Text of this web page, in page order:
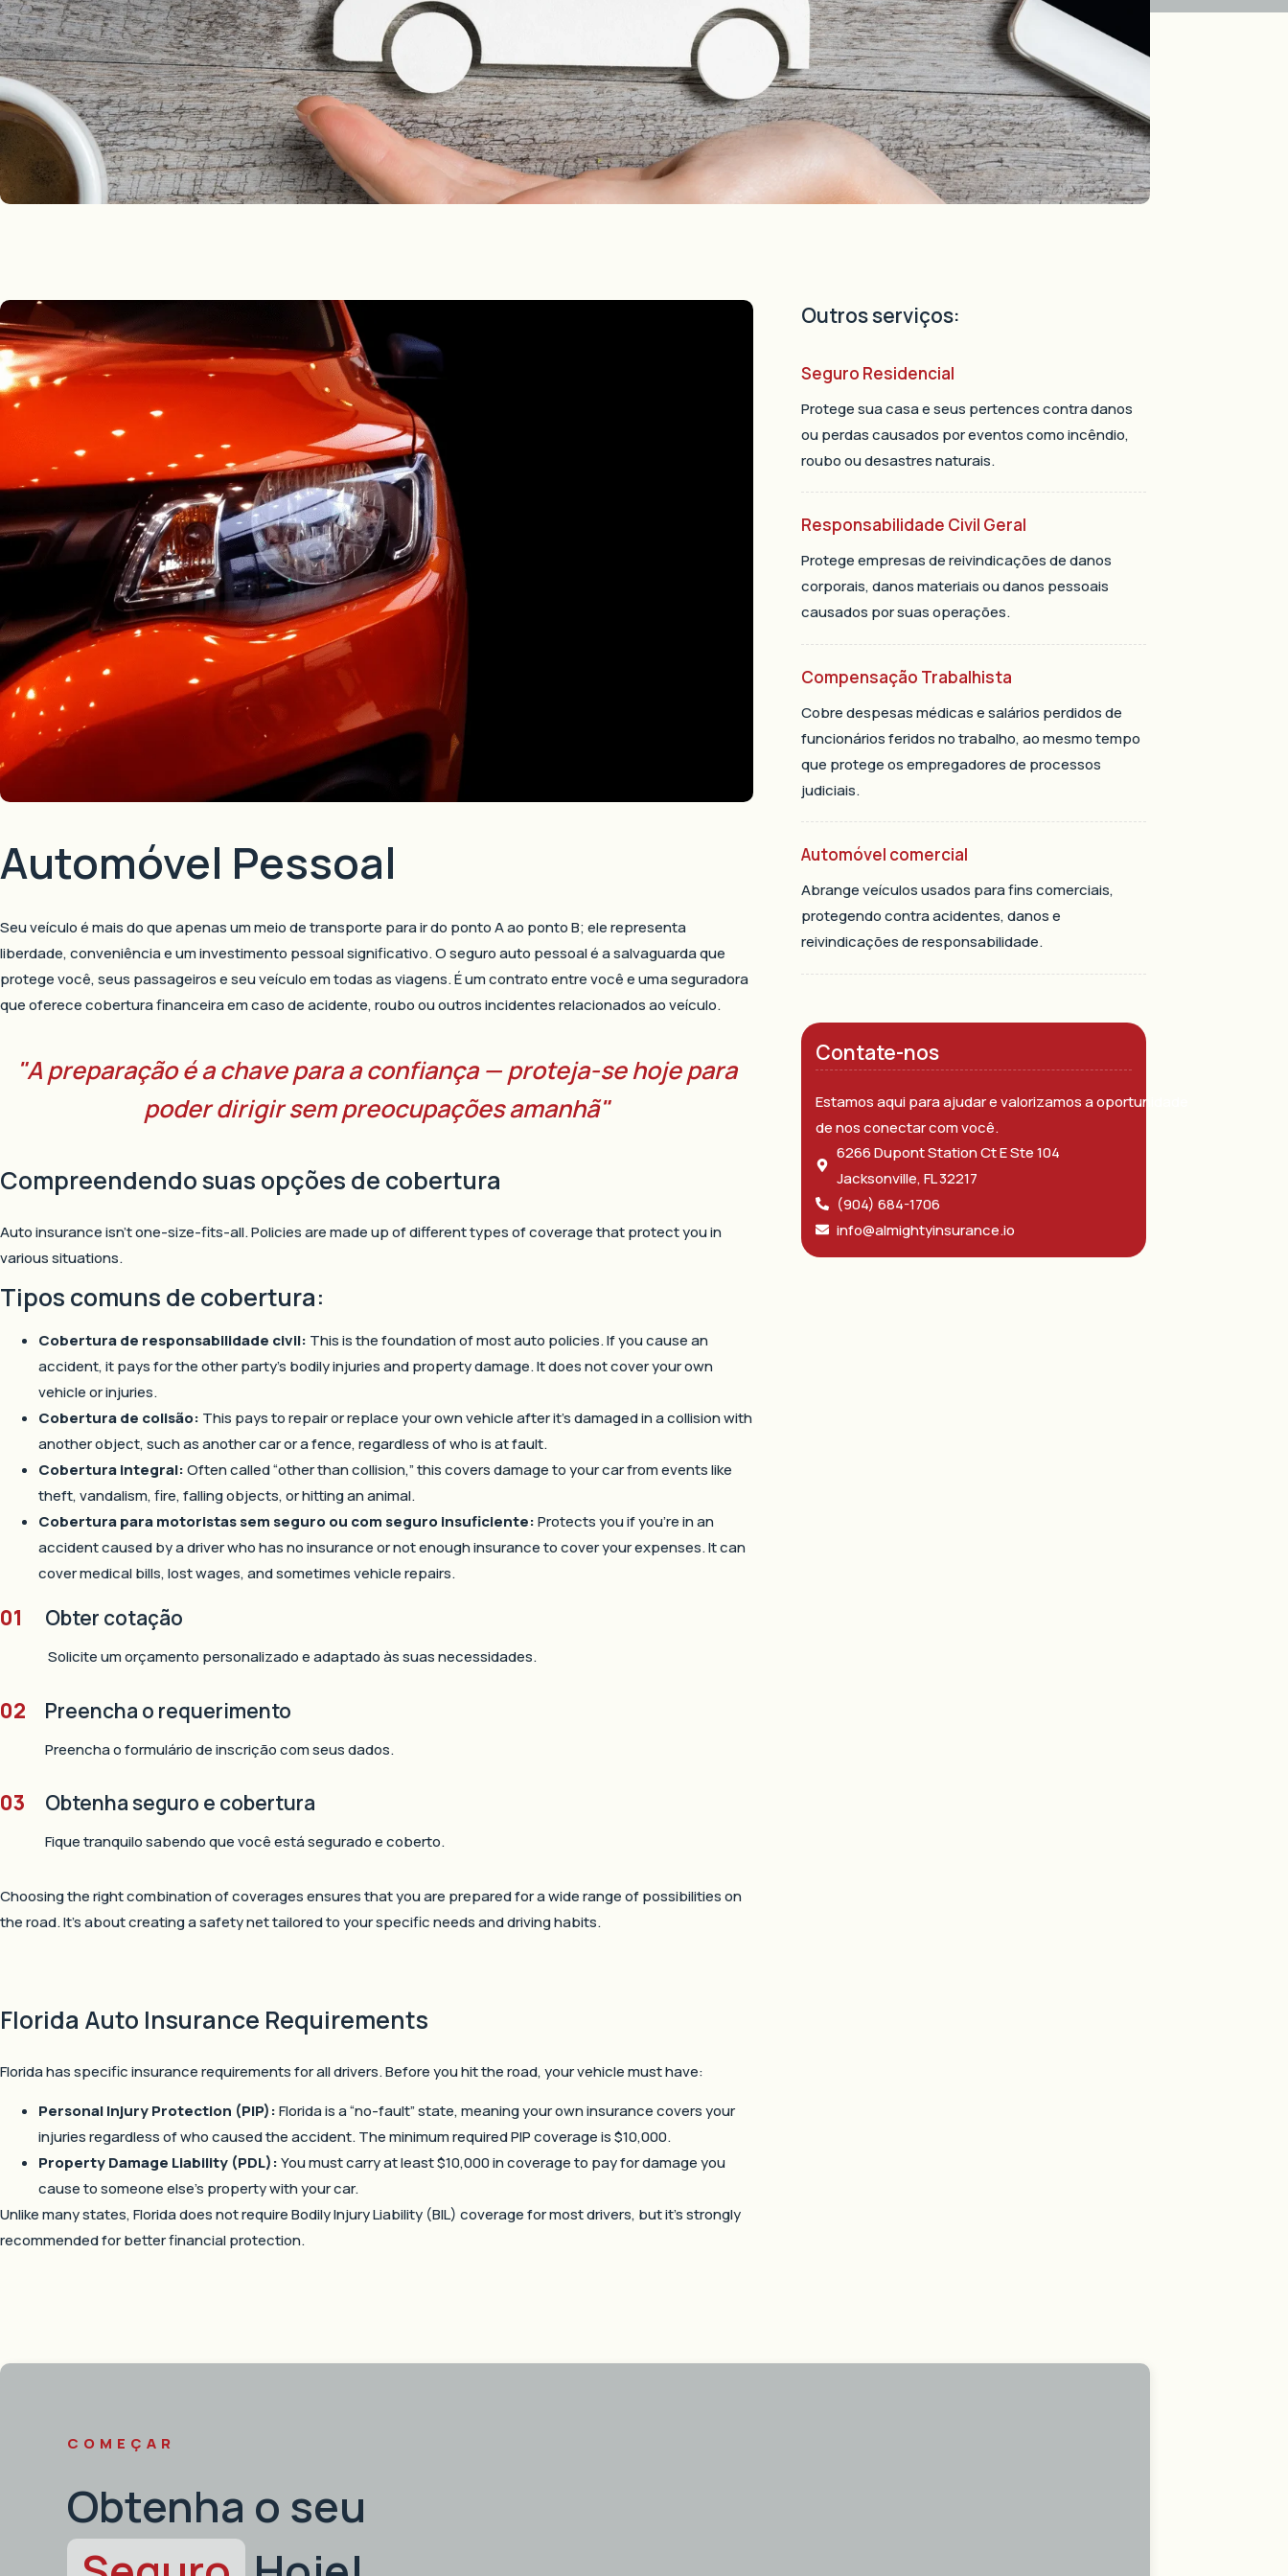
Automóvel Pessoal
Seu veículo é mais do que apenas um meio de transporte para ir do ponto A ao ponto B; ele representa
liberdade, conveniência e um investimento pessoal significativo. O seguro auto pessoal é a salvaguarda que
protege você, seus passageiros e seu veículo em todas as viagens. É um contrato entre você e uma seguradora
que oferece cobertura financeira em caso de acidente, roubo ou outros incidentes relacionados ao veículo.
"A preparação é a chave para a confiança — proteja-se hoje para
poder dirigir sem preocupações amanhã"
Compreendendo suas opções de cobertura
Auto insurance isn’t one-size-fits-all. Policies are made up of different types of coverage that protect you in
various situations.
Tipos comuns de cobertura:
Cobertura de responsabilidade civil: This is the foundation of most auto policies. If you cause an
accident, it pays for the other party’s bodily injuries and property damage. It does not cover your own
vehicle or injuries.
Cobertura de colisão: This pays to repair or replace your own vehicle after it’s damaged in a collision with
another object, such as another car or a fence, regardless of who is at fault.
Cobertura integral:Often called “other than collision,” this covers damage to your car from events like
theft, vandalism, fire, falling objects, or hitting an animal.
Cobertura para motoristas sem seguro ou com seguro insuficiente:Protects you if you’re in an
accident caused by a driver who has no insurance or not enough insurance to cover your expenses. It can
cover medical bills, lost wages, and sometimes vehicle repairs.
01 Obter cotação
Solicite um orçamento personalizado e adaptado às suas necessidades.
02 Preencha o requerimento
Preencha o formulário de inscrição com seus dados.
03 Obtenha seguro e cobertura
Fique tranquilo sabendo que você está segurado e coberto.
Choosing the right combination of coverages ensures that you are prepared for a wide range of possibilities on
the road. It’s about creating a safety net tailored to your specific needs and driving habits.
Florida Auto Insurance Requirements
Florida has specific insurance requirements for all drivers. Before you hit the road, your vehicle must have:
Personal Injury Protection (PIP):Florida is a “no-fault” state, meaning your own insurance covers your
injuries regardless of who caused the accident. The minimum required PIP coverage is $10,000.
Property Damage Liability (PDL):You must carry at least $10,000 in coverage to pay for damage you
cause to someone else’s property with your car.
Unlike many states, Florida does not require Bodily Injury Liability (BIL) coverage for most drivers, but it’s strongly
recommended for better financial protection.
Outros serviços:
Seguro Residencial
Protege sua casa e seus pertences contra danos
ou perdas causados ​​por eventos como incêndio,
roubo ou desastres naturais.
Responsabilidade Civil Geral
Protege empresas de reivindicações de danos
corporais, danos materiais ou danos pessoais
causados ​​por suas operações.
Compensação Trabalhista
Cobre despesas médicas e salários perdidos de
funcionários feridos no trabalho, ao mesmo tempo
que protege os empregadores de processos
judiciais.
Automóvel comercial
Abrange veículos usados ​​para fins comerciais,
protegendo contra acidentes, danos e
reivindicações de responsabilidade.
Contate-nos
Estamos aqui para ajudar e valorizamos a oportunidade
de nos conectar com você.
6266 Dupont Station Ct E Ste 104
Jacksonville, FL 32217
(904) 684-1706
info@almightyinsurance.io
COMEÇAR
Obtenha o seu